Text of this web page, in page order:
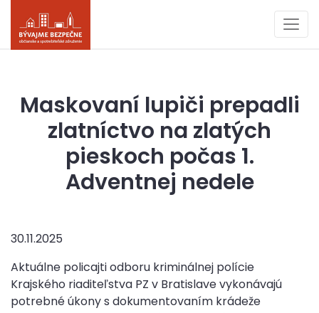
Maskovaní lupiči prepadli
zlatníctvo na zlatých
pieskoch počas 1.
Adventnej nedele
30.11.2025
Aktuálne policajti odboru kriminálnej polície
Krajského riaditeľstva PZ v Bratislave vykonávajú
potrebné úkony s dokumentovaním krádeže